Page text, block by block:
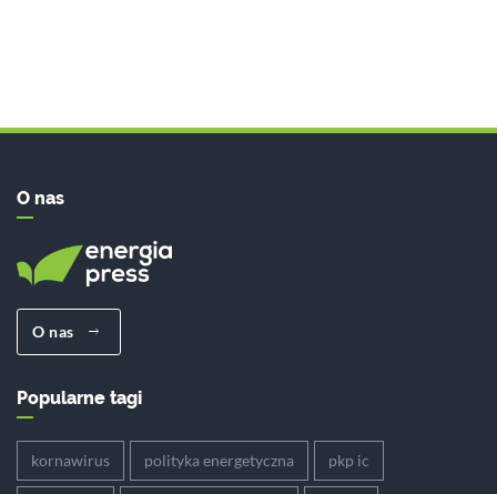
O nas
O nas
Popularne tagi
kornawirus polityka energetyczna pkp ic